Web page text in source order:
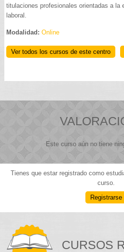
titulaciones profesionales orientadas a la
laboral.
Modalidad:Online
Ver todos los cursos de este centro
Este curso aún no tiene
Tienes que estar registrado como
curso.
Registrarse
CURSOS